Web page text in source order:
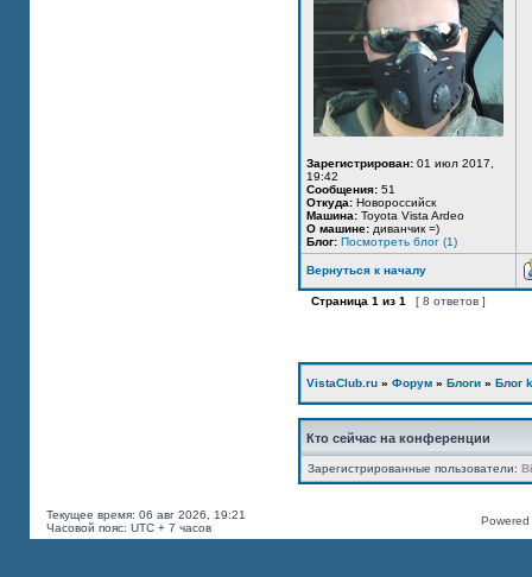
Зарегистрирован: 01 июл 2017,
19:42
Сообщения: 51
Откуда: Новороссийск
Машина: Toyota Vista Ardeo
О машине: диванчик =)
Блог: Посмотреть блог (1)
Вернуться к началу
Страница 1 из 1 [ 8 ответов ]
VistaClub.ru » Форум » Блоги » Блог
Кто сейчас на конференции
Зарегистрированные пользователи:
Текущее время: 06 авг 2026, 19:21
Часовой пояс: UTC + 7 часов